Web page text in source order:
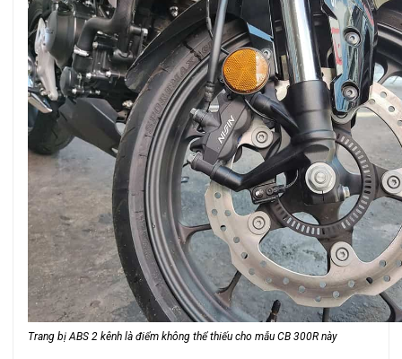
Trang bị ABS 2 kênh là điểm không thể thiếu cho mẫu CB 300R này